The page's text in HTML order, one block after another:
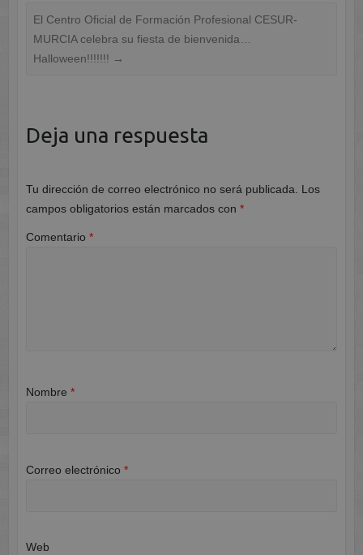
El Centro Oficial de Formación Profesional CESUR-
MURCIA celebra su fiesta de bienvenida…
Halloween!!!!!!! →
Deja una respuesta
Tu dirección de correo electrónico no será publicada.
Los
campos obligatorios están marcados con *
Comentario *
Nombre *
Correo electrónico *
Web